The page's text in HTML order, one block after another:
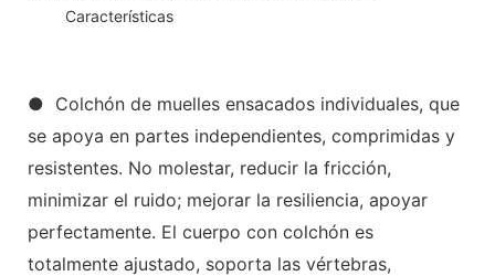
Características
● Colchón de muelles ensacados individuales, que
se apoya en partes independientes, comprimidas y
resistentes. No molestar, reducir la fricción,
minimizar el ruido; mejorar la resiliencia, apoyar
perfectamente. El cuerpo con colchón es
totalmente ajustado, soporta las vértebras,